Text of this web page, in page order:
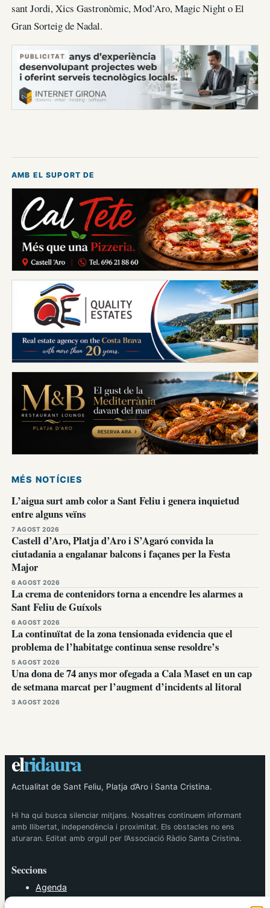
sant Jordi, Xics Gastronòmic, Mod’Aro, Magic Night o El
Gran Sorteig de Nadal.
PUBLICITAT
AMB EL SUPORT DE
MÉS NOTÍCIES
L’aigua surt amb color a Sant Feliu i genera inquietud
entre alguns veïns
7 AGOST 2026
Castell d’Aro, Platja d’Aro i S’Agaró convida la
ciutadania a engalanar balcons i façanes per la Festa
Major
6 AGOST 2026
La crema de contenidors torna a encendre les alarmes a
Sant Feliu de Guíxols
6 AGOST 2026
La continuïtat de la zona tensionada evidencia que el
problema de l’habitatge continua sense resoldre’s
5 AGOST 2026
Una dona de 74 anys mor ofegada a Cala Maset en un cap
de setmana marcat per l’augment d’incidents al litoral
3 AGOST 2026
elridaura
Actualitat de Sant Feliu, Platja d’Aro i Santa Cristina.
Hi ha qui busca silenciar mitjans. Nosaltres continuem informant
amb llibertat, independència i proximitat. Els obstacles no ens
aturaran. Editat amb orgull per l’Associació Ràdio Santa Cristina.
Seccions
Agenda